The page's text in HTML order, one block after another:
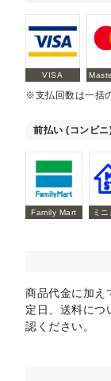
VISA
※支払回数は一括
前払い (コンビニ
Family Mart ミ
商品代金に加え
定日、送料につ
認ください。